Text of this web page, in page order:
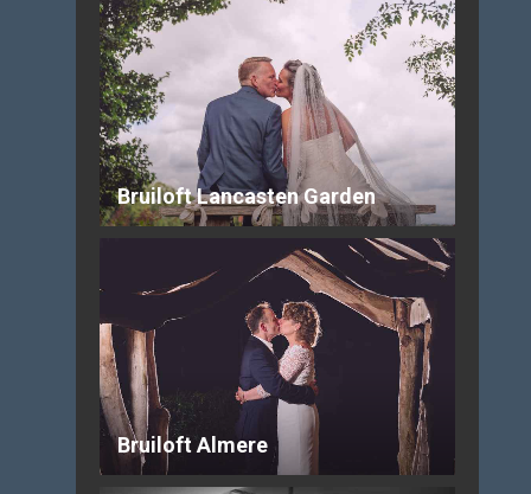
Bruiloft Lancasten Garden
Bruiloft Almere